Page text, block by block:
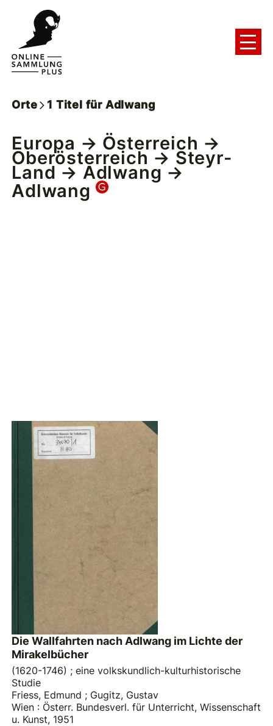
Orte 1 Titel für Adlwang
Europa → Österreich →
Oberösterreich → Steyr-
Land →Adlwang→
Adlwang
Die Wallfahrten nach Adlwang im Lichte der
Mirakelbücher
(1620-1746) ; eine volkskundlich-kulturhistorische
Studie
Friess, Edmund ; Gugitz, Gustav
Wien : Österr. Bundesverl. für Unterricht, Wissenschaft
u. Kunst, 1951